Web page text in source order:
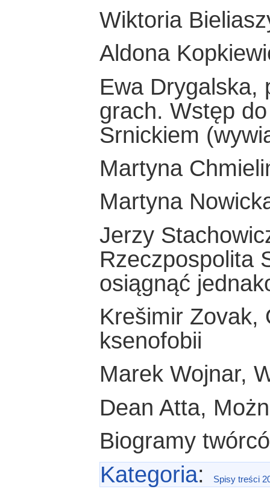
Wiktoria
Aldona
Ewa Drygalska,
grach. Wstęp
Srnickiem
Martyna
Martyna
Jerzy
Rzeczpospolita
osiągnąć
Krešimir Zovak,
ksenofobii
Marek Wojnar,
Dean Atta,
Biogramy
Kategoria: Spisy treści